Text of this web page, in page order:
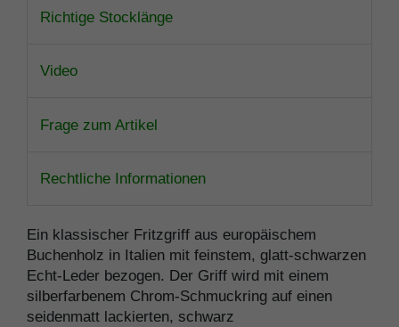
Richtige Stocklänge
Video
Frage zum Artikel
Rechtliche Informationen
Ein klassischer Fritzgriff aus europäischem
Buchenholz in Italien mit feinstem, glatt-schwarzen
Echt-Leder bezogen. Der Griff wird mit einem
silberfarbenem Chrom-Schmuckring auf einen
seidenmatt lackierten, schwarz